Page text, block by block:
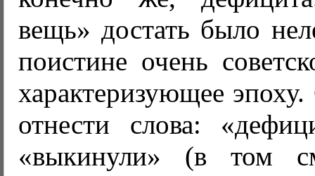
вещь» достать было
поистине очень
характеризующее
отнести слова:
«выкинули» (в том